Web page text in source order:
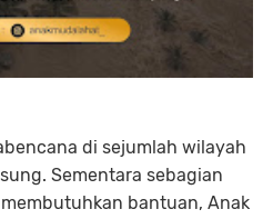
di sejumlah wilayah
Sementara sebagian
bantuan, Anak